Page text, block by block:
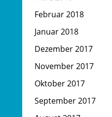
Februar 2018
Januar 2018
Dezember 2017
November 2017
Oktober 2017
September 2017